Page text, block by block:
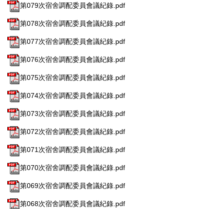
第079次宿舍調配委員會議紀錄.pdf
第078次宿舍調配委員會議紀錄.pdf
第077次宿舍調配委員會議紀錄.pdf
第076次宿舍調配委員會議紀錄.pdf
第075次宿舍調配委員會議紀錄.pdf
第074次宿舍調配委員會議紀錄.pdf
第073次宿舍調配委員會議紀錄.pdf
第072次宿舍調配委員會議紀錄.pdf
第071次宿舍調配委員會議紀錄.pdf
第070次宿舍調配委員會議紀錄.pdf
第069次宿舍調配委員會議紀錄.pdf
第068次宿舍調配委員會議紀錄.pdf